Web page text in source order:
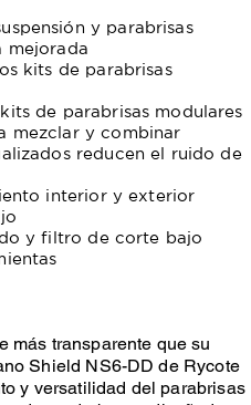
y parabrisas
mejorada
kits de parabrisas
de parabrisas modulares
mezclar y combinar
reducen el ruido de
interior y exterior
y filtro de corte bajo
más transparente que su
Shield NS6-DD de Rycote
y versatilidad del parabrisas